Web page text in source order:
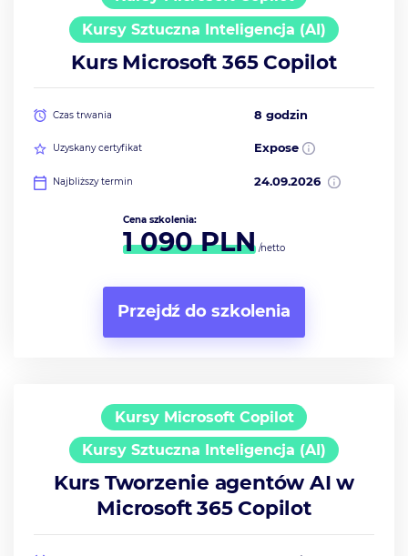
Kursy Sztuczna Inteligencja (AI)
Kurs Microsoft 365 Copilot
Czas trwania 8 godzin
Uzyskany certyfikat Expose
Najbliższy termin 24.09.2026
Cena szkolenia:
1 090PLN /netto
Przejdź do szkolenia
Kursy Microsoft Copilot
Kursy Sztuczna Inteligencja (AI)
Kurs Tworzenie agentów AI w
Microsoft 365 Copilot